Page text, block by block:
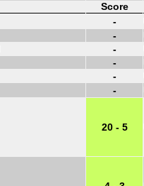
Score
-
-
-
-
-
-
20 - 5